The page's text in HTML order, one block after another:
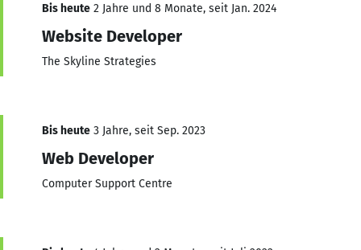
Bis heute 2 Jahre und 8 Monate, seit Jan. 2024
Website Developer
The Skyline Strategies
Bis heute 3 Jahre, seit Sep. 2023
Web Developer
Computer Support Centre